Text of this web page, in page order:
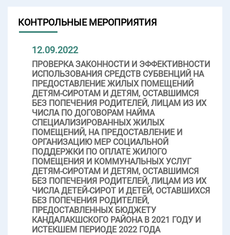
КОНТРОЛЬНЫЕ МЕРОПРИЯТИЯ
12.09.2022
ПРОВЕРКА ЗАКОННОСТИ И ЭФФЕКТИВНОСТИ
ИСПОЛЬЗОВАНИЯ СРЕДСТВ СУБВЕНЦИЙ НА
ПРЕДОСТАВЛЕНИЕ ЖИЛЫХ ПОМЕЩЕНИЙ
ДЕТЯМ-СИРОТАМ И ДЕТЯМ, ОСТАВШИМСЯ
БЕЗ ПОПЕЧЕНИЯ РОДИТЕЛЕЙ, ЛИЦАМ ИЗ ИХ
ЧИСЛА ПО ДОГОВОРАМ НАЙМА
СПЕЦИАЛИЗИРОВАННЫХ ЖИЛЫХ
ПОМЕЩЕНИЙ, НА ПРЕДОСТАВЛЕНИЕ И
ОРГАНИЗАЦИЮ МЕР СОЦИАЛЬНОЙ
ПОДДЕРЖКИ ПО ОПЛАТЕ ЖИЛОГО
ПОМЕЩЕНИЯ И КОММУНАЛЬНЫХ УСЛУГ
ДЕТЯМ-СИРОТАМ И ДЕТЯМ, ОСТАВШИМСЯ
БЕЗ ПОПЕЧЕНИЯ РОДИТЕЛЕЙ, ЛИЦАМ ИЗ ИХ
ЧИСЛА ДЕТЕЙ-СИРОТ И ДЕТЕЙ, ОСТАВШИХСЯ
БЕЗ ПОПЕЧЕНИЯ РОДИТЕЛЕЙ,
ПРЕДОСТАВЛЕННЫХ БЮДЖЕТУ
КАНДАЛАКШСКОГО РАЙОНА В 2021 ГОДУ И
ИСТЕКШЕМ ПЕРИОДЕ 2022 ГОДА